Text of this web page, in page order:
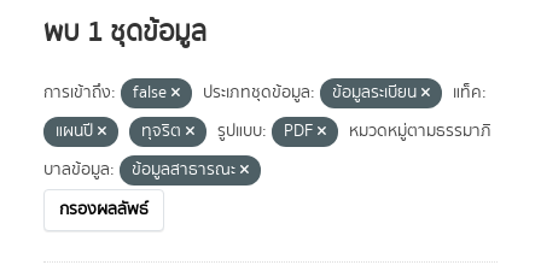
พบ 1 ชุดข้อมูล
การเข้าถึง: false ประเภทชุดข้อมูล: ข้อมูลระเบียน
แท็ค:
แผนปี
ทุจริต รูปแบบ: PDF
หมวดหมู่ตามธรรมาภิ
บาลข้อมูล:
ข้อมูลสาธารณะ
กรองผลลัพธ์